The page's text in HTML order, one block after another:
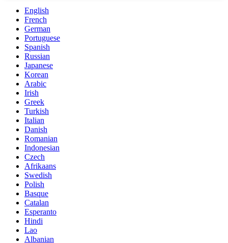
English
French
German
Portuguese
Spanish
Russian
Japanese
Korean
Arabic
Irish
Greek
Turkish
Italian
Danish
Romanian
Indonesian
Czech
Afrikaans
Swedish
Polish
Basque
Catalan
Esperanto
Hindi
Lao
Albanian